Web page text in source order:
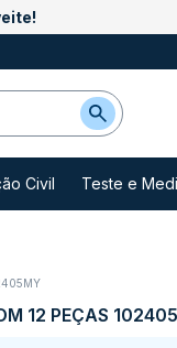
Civil Teste e
12 PEÇAS